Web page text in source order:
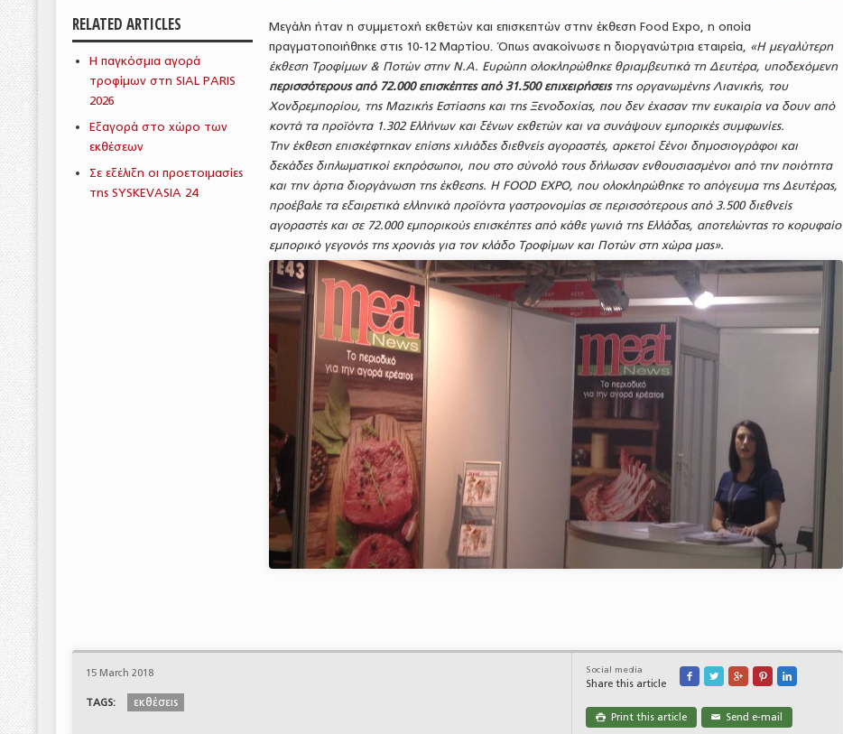
RELATED ARTICLES
Η παγκόσμια αγορά
τροφίμων στη SIAL PARIS
2026
Εξαγορά στο χώρο των
εκθέσεων
Σε εξέλιξη οι προετοιμασίες
της SYSKEVASIA 24
Μεγάλη ήταν η συμμετοχή εκθετών και επισκεπτών στην έκθεση Food Expo, η οποία
πραγματοποιήθηκε στις 10-12 Μαρτίου. Όπως ανακοίνωσε η διοργανώτρια εταιρεία, «Η μεγαλύτερη
έκθεση Τροφίμων & Ποτών στην Ν.Α. Ευρώπη ολοκληρώθηκε θριαμβευτικά τη Δευτέρα, υποδεχόμενη
περισσότερους από 72.000 επισκέπτες από 31.500 επιχειρήσειςτης οργανωμένης Λιανικής, του
Χονδρεμπορίου, της Μαζικής Εστίασης και της Ξενοδοχίας, που δεν έχασαν την ευκαιρία να δουν από
κοντά τα προϊόντα 1.302 Ελλήνων και ξένων εκθετών και να συνάψουν εμπορικές συμφωνίες.
Την έκθεση επισκέφτηκαν επίσης χιλιάδες διεθνείς αγοραστές, αρκετοί ξένοι δημοσιογράφοι και
δεκάδες διπλωματικοί εκπρόσωποι, που στο σύνολό τους δήλωσαν ενθουσιασμένοι από την ποιότητα
και την άρτια διοργάνωση της έκθεσης. Η FOOD EXPO, που ολοκληρώθηκε το απόγευμα της Δευτέρας,
προέβαλε τα εξαιρετικά ελληνικά προϊόντα γαστρονομίας σε περισσότερους από 3.500 διεθνείς
αγοραστές και σε 72.000 εμπορικούς επισκέπτες από κάθε γωνιά της Ελλάδας, αποτελώντας το κορυφαίο
εμπορικό γεγονός της χρονιάς για τον κλάδο Τροφίμων και Ποτών στη χώρα μας».
Social media
Share this article
    
 Print this article ✉ Send e-mail
15 March 2018
TAGS: εκθέσεις